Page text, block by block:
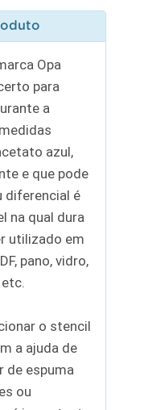
Opa
para
a
azul,
e que pode
diferencial é
na qual dura
utilizado em
pano, vidro,
o stencil
a ajuda de
de espuma
ou